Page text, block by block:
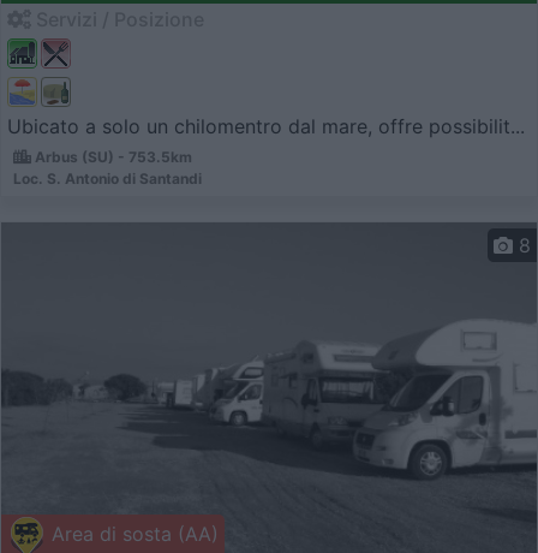
Ubicato a solo un chilomentro dal mare, offre possibilit...
Arbus (SU) - 753.5km
Loc. S. Antonio di Santandi
Area di sosta (AA)
8